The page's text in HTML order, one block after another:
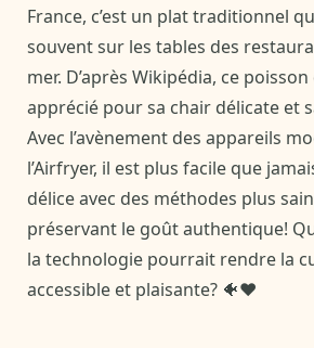
France, c’est un plat traditionnel
souvent sur les tables des
mer. D’après Wikipédia, ce
apprécié pour sa chair délicate et
Avec l’avènement des appareils
l’Airfryer, il est plus facile que
délice avec des méthodes plus
préservant le goût authentique!
la technologie pourrait rendre la
accessible et plaisante? 🐠❤️